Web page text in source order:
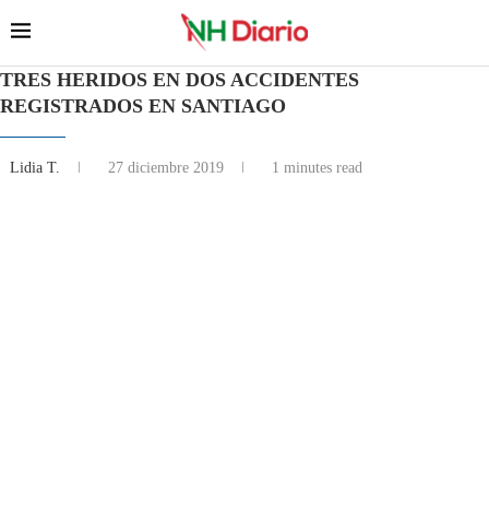
TRES HERIDOS EN DOS ACCIDENTES
REGISTRADOS EN SANTIAGO
Lidia T. 27 diciembre 2019 1 minutes read